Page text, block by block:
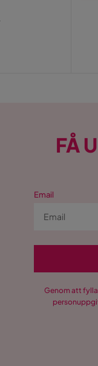
FÅ
Email
Genom att fylla